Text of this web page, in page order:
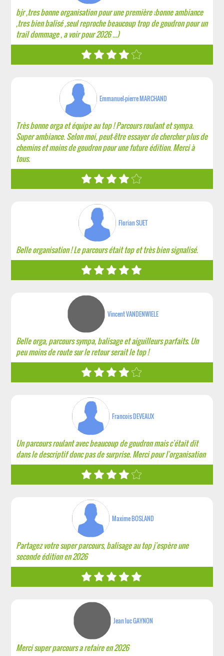
bjr ,tres bonne organisation pour une première ;bonne ambiance
,tres bien balisé ,seul reproche beaucoup trop de goudron pour un
trail dommage , a voir pour 2026 ...)
Emmanuel-pierre MARCHAND
Très bonne orga et équipe au top ! Parcours roulant et sympa.
Super ambiance. Selon moi, peut-être essayer de chercher plus de
chemins et moins de goudron pour une future édition. Merci à
tous.
Florian SUET
Belle organisation ! Le parcours était top et très bien signalisé.
Vincent VANDENWIELE
Belle orga, parcours sympa, balisage et aiguilleurs parfaits. Un
peu moins de route sur le retour serait le top !
Francois DEVEAUX
Un parcours roulant avec beaucoup de goudron mais c'était dit
dans le descriptif donc pas de surprise. Merci pour l'organisation
Maxime BOSLAND
Partagez votre super parcours, balisage au top j'espère une
seconde édition en 2026
Jean luc GAYNON
Merci super parcours a refaire en 2026